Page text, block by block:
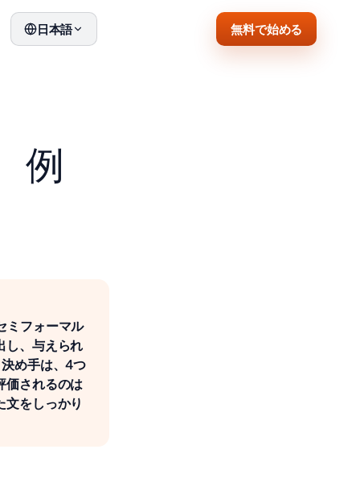
日本語 無料で始める
例
ミフォーマル
し、与えられ
め手は、4つ
価されるのは
文をしっかり